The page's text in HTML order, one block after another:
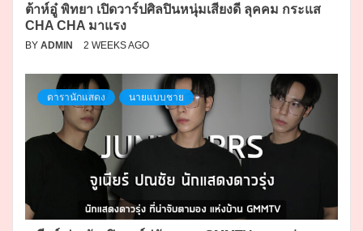
ต้าห์อู๋ พิทยา เปิดวาร์ปศิลปินหนุ่มเสียงดี ลุคคม กระแส
CHA CHA มาแรง
BY ADMIN 2 WEEKS AGO
ดารานักแสดง นายแบบชาย